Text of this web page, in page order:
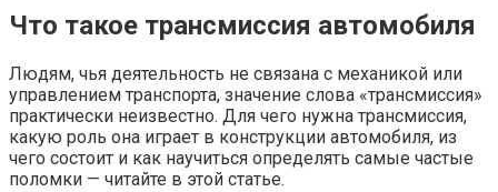
Что такое трансмиссия автомобиля
Людям, чья деятельность не связана с механикой или
управлением транспорта, значение слова «трансмиссия»
практически неизвестно. Для чего нужна трансмиссия,
какую роль она играет в конструкции автомобиля, из
чего состоит и как научиться определять самые частые
поломки — читайте в этой статье.